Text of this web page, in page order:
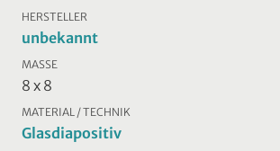
HERSTELLER
unbekannt
MASSE
8 x 8
MATERIAL / TECHNIK
Glasdiapositiv